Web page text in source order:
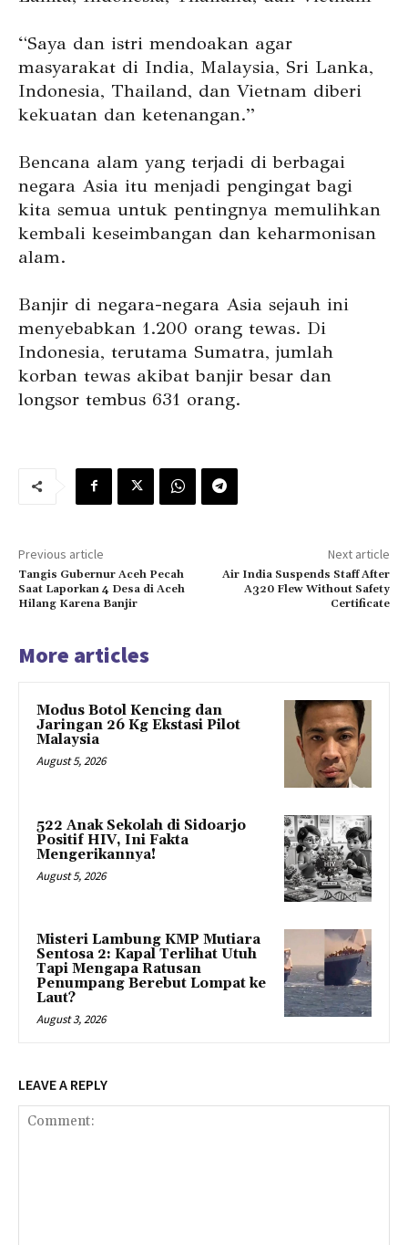
“Saya dan istri mendoakan agar
masyarakat di India, Malaysia, Sri Lanka,
Indonesia, Thailand, dan Vietnam diberi
kekuatan dan ketenangan.”
Bencana alam yang terjadi di berbagai
negara Asia itu menjadi pengingat bagi
kita semua untuk pentingnya memulihkan
kembali keseimbangan dan keharmonisan
alam.
Banjir di negara-negara Asia sejauh ini
menyebabkan 1.200 orang tewas. Di
Indonesia, terutama Sumatra, jumlah
korban tewas akibat banjir besar dan
longsor tembus 631 orang.
Previous article
Tangis Gubernur Aceh Pecah
Saat Laporkan 4 Desa di Aceh
Hilang Karena Banjir
Next article
Air India Suspends Staff After
A320 Flew Without Safety
Certificate
More articles
Modus Botol Kencing dan
Jaringan 26 Kg Ekstasi Pilot
Malaysia
August 5, 2026
522 Anak Sekolah di Sidoarjo
Positif HIV, Ini Fakta
Mengerikannya!
August 5, 2026
Misteri Lambung KMP Mutiara
Sentosa 2: Kapal Terlihat Utuh
Tapi Mengapa Ratusan
Penumpang Berebut Lompat ke
Laut?
August 3, 2026
LEAVE A REPLY